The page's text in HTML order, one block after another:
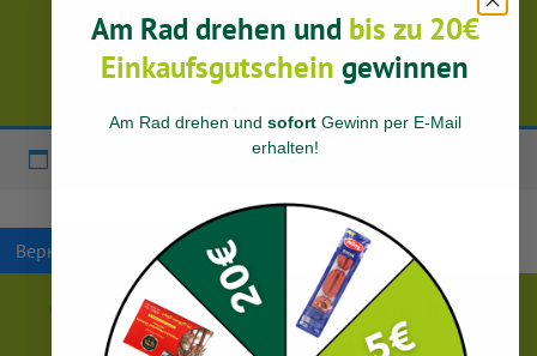
Hepsi Whatsapp Bot
Ваша корзина пока пуста.
Вернуться в магазин
Оттиск Политика конфиденциальности Оттиск
Часы работы
Am Rad drehen und bis zu 20€
Einkaufsgutschein gewinnen
Am Rad drehen und sofort Gewinn per E-Mail
erhalten!